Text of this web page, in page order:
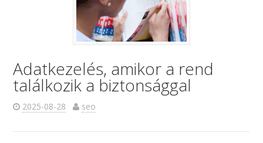
Adatkezelés, amikor a rend
találkozik a biztonsággal
2025-08-28 seo